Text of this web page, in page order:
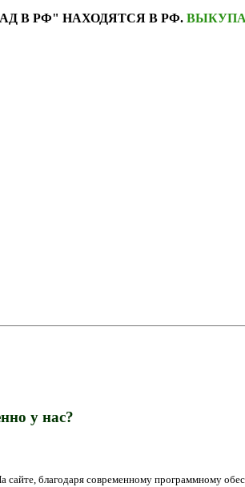
В РФ" НАХОДЯТСЯ В РФ.
у нас?
благодаря современному программному